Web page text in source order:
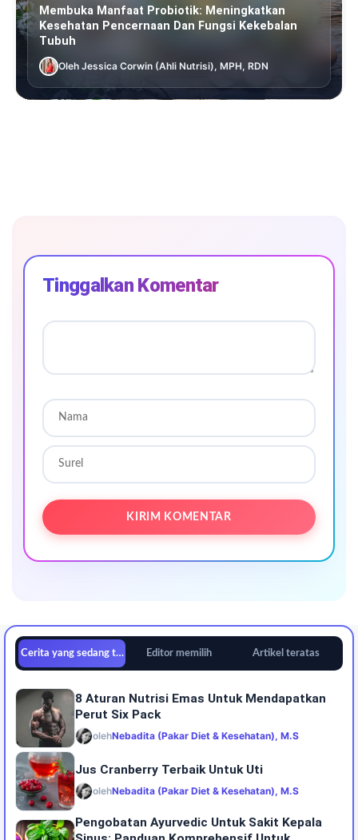
Membuka Manfaat Probiotik: Meningkatkan
Kesehatan Pencernaan Dan Fungsi Kekebalan
Tubuh
Oleh Jessica Corwin (Ahli Nutrisi), MPH, RDN
Tinggalkan Komentar
Cerita yang sedang tren Editor memilih Artikel teratas
8 Aturan Nutrisi Emas Untuk Mendapatkan
Perut Six Pack
olehNebadita (Pakar Diet & Kesehatan), M.S
Jus Cranberry Terbaik Untuk Uti
olehNebadita (Pakar Diet & Kesehatan), M.S
Pengobatan Ayurvedic Untuk Sakit Kepala